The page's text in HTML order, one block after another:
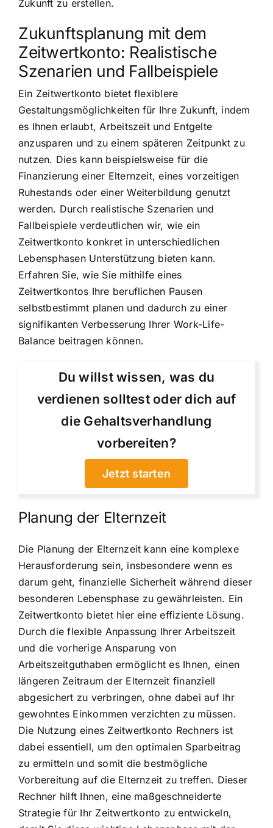
Zukunft zu erstellen.
Zukunftsplanung mit dem
Zeitwertkonto: Realistische
Szenarien und Fallbeispiele
Ein Zeitwertkonto bietet flexiblere
Gestaltungsmöglichkeiten für Ihre Zukunft, indem
es Ihnen erlaubt, Arbeitszeit und Entgelte
anzusparen und zu einem späteren Zeitpunkt zu
nutzen. Dies kann beispielsweise für die
Finanzierung einer Elternzeit, eines vorzeitigen
Ruhestands oder einer Weiterbildung genutzt
werden. Durch realistische Szenarien und
Fallbeispiele verdeutlichen wir, wie ein
Zeitwertkonto konkret in unterschiedlichen
Lebensphasen Unterstützung bieten kann.
Erfahren Sie, wie Sie mithilfe eines
Zeitwertkontos Ihre beruflichen Pausen
selbstbestimmt planen und dadurch zu einer
signifikanten Verbesserung Ihrer Work-Life-
Balance beitragen können.
Du willst wissen, was du
verdienen solltest oder dich auf
die Gehaltsverhandlung
vorbereiten?
Jetzt starten
Planung der Elternzeit
Die Planung der Elternzeit kann eine komplexe
Herausforderung sein, insbesondere wenn es
darum geht, finanzielle Sicherheit während dieser
besonderen Lebensphase zu gewährleisten. Ein
Zeitwertkonto bietet hier eine effiziente Lösung.
Durch die flexible Anpassung Ihrer Arbeitszeit
und die vorherige Ansparung von
Arbeitszeitguthaben ermöglicht es Ihnen, einen
längeren Zeitraum der Elternzeit finanziell
abgesichert zu verbringen, ohne dabei auf Ihr
gewohntes Einkommen verzichten zu müssen.
Die Nutzung eines Zeitwertkonto Rechners ist
dabei essentiell, um den optimalen Sparbeitrag
zu ermitteln und somit die bestmögliche
Vorbereitung auf die Elternzeit zu treffen. Dieser
Rechner hilft Ihnen, eine maßgeschneiderte
Strategie für Ihr Zeitwertkonto zu entwickeln,